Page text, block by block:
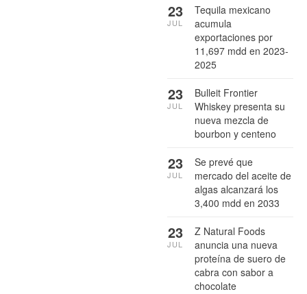
Tequila mexicano
acumula
exportaciones por
11,697 mdd en 2023-
2025
23
JUL
Bulleit Frontier
Whiskey presenta su
nueva mezcla de
bourbon y centeno
23
JUL
Se prevé que
mercado del aceite de
algas alcanzará los
3,400 mdd en 2033
23
JUL
Z Natural Foods
anuncia una nueva
proteína de suero de
cabra con sabor a
chocolate
23
JUL